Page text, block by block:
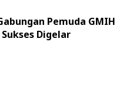
Pemuda GMIH
Digelar